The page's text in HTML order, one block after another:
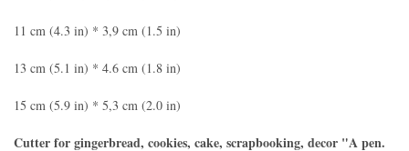
11 cm (4.3 in) * 3,9 cm (1.5 in)
13 cm (5.1 in) * 4.6 cm (1.8 in)
15 cm (5.9 in) * 5,3 cm (2.0 in)
Cutter for gingerbread, cookies, cake, scrapbooking, decor "A pen.